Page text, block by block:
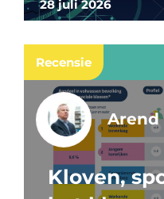
28 juli 2026
Recensie
Arend
Kloven,